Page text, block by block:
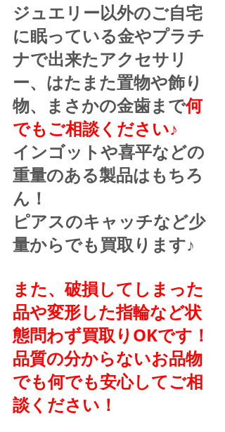
ジュエリー以外のご自宅
に眠っている金やプラチ
ナで出来たアクセサリ
ー、はたまた置物や飾り
物、まさかの金歯まで何
でもご相談ください♪
インゴットや喜平などの
重量のある製品はもちろ
ん！
ピアスのキャッチなど少
量からでも買取ります♪
また、破損してしまった
品や変形した指輪など状
態問わず買取りOKです！
品質の分からないお品物
でも何でも安心してご相
談ください！